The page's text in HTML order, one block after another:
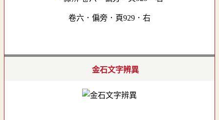
卷六．偏旁．頁929．右
金石文字辨異